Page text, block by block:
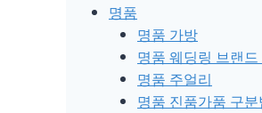
명품
명품 가방
명품 웨딩링 브랜드
명품 주얼리
명품 진품가품 구분